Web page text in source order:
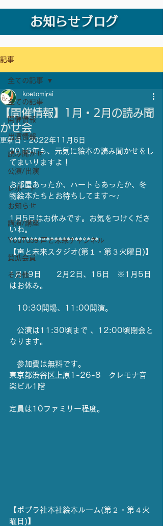
お知らせブログ
記事
全ての記事
開催情報
出演情報
読み聞かせ
公演/出演
レポート
お知らせ
講演/講座
YouTube 声と未来チャンネル
賛助会員
その他
全ての記事
【開催情報】1月・2月の読み聞
かせ会
koetomirai
更新日：2022年11月6日
2016年も、元気に絵本の読み聞かせをし
てまいりますよ！
お部屋あったか、ハートもあったか、冬
物絵本たちとお待ちしてます〜♪
1月5日はお休みです。お気をつけくださ
いね。
**********************
【声と未来スタジオ(第１・第３火曜日)】
1月19日　　2月2日、16日　※1月5日
はお休み。
10:30開場、11:00開演。
公演は11:30頃まで 、12:00頃閉会と
なります。
参加費は無料です。
東京都渋谷区上原1-26-8　クレモナ音
楽ビル1階
定員は10ファミリー程度。
【ポプラ社本社絵本ルーム(第２・第４火
曜日)】